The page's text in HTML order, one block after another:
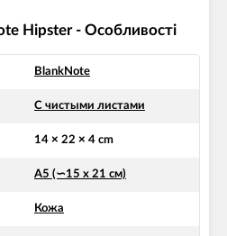
Hipster - Особливості
BlankNote
С чистыми листами
14 × 22 × 4 cm
А5 (∽15 х 21 см)
Кожа